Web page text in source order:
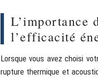
L’importance
l’efficacité
Lorsque vous avez choisi
rupture thermique et